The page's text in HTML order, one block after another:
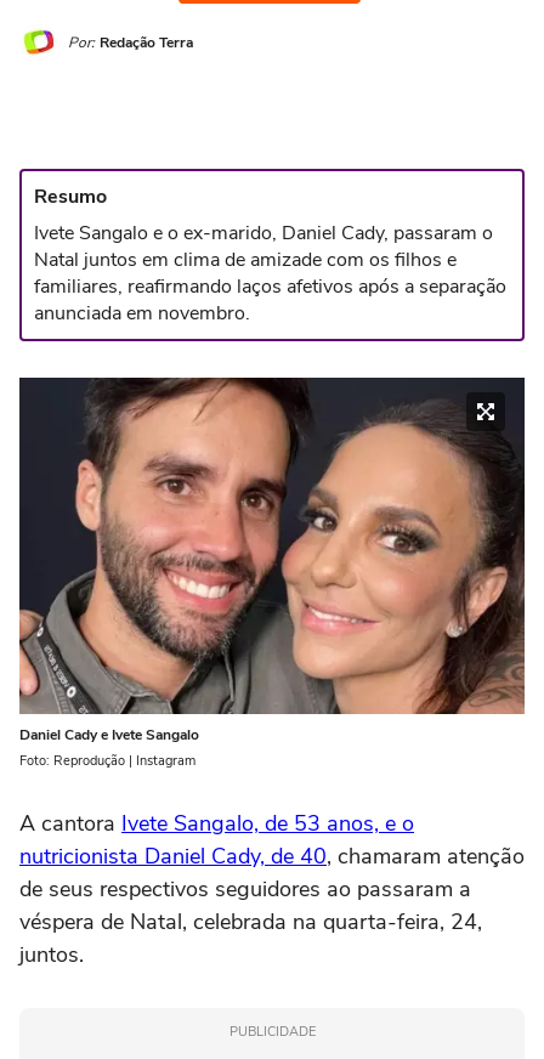
Por: Redação Terra
Resumo
Ivete Sangalo e o ex-marido, Daniel Cady, passaram o
Natal juntos em clima de amizade com os filhos e
familiares, reafirmando laços afetivos após a separação
anunciada em novembro.
Daniel Cady e Ivete Sangalo
Foto: Reprodução | Instagram
A cantora Ivete Sangalo, de 53 anos, e o
nutricionista Daniel Cady, de 40, chamaram atenção
de seus respectivos seguidores ao passaram a
véspera de Natal, celebrada na quarta-feira, 24,
juntos.
PUBLICIDADE